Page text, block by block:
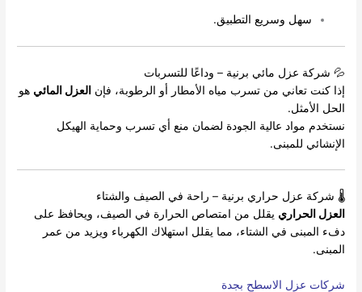
سهل وسريع التطبيق.
💦 شركة عزل مائي برنية – وداعًا للتسربات
إذا كنت تعاني من تسرب مياه الأمطار أو الرطوبة، فإنالعزل المائي هو
الحل الأمثل.
نستخدم مواد عالية الجودة لضمان منع أي تسرب وحماية الهيكل
الإنشائي للمبنى.
🌡 شركة عزل حراري برنية – راحة في الصيف والشتاء
العزل الحراري يقلل من امتصاص الحرارة في الصيف، ويحافظ على
دفء المبنى في الشتاء، مما يقلل استهلاك الكهرباء ويزيد من عمر
المبنى.
شركات عزل الاسطح بجدة